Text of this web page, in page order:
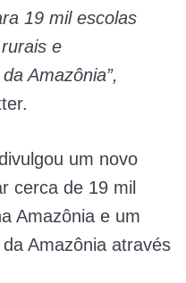
19 mil escolas
e
Amazônia”,
um novo
cerca de 19 mil
Amazônia e um
Amazônia através